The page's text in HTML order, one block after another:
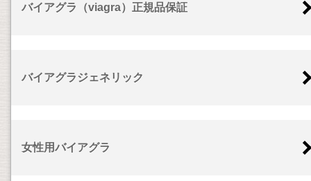
バイアグラ（viagra）正規品保証
バイアグラジェネリック
女性用バイアグラ